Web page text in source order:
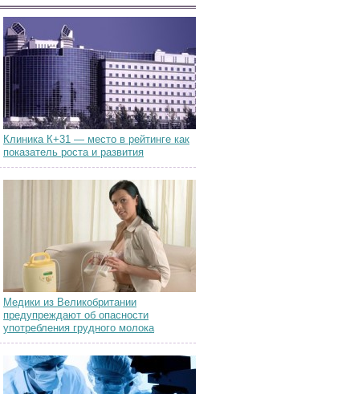
Клиника К+31 — место в рейтинге как
показатель роста и развития
Медики из Великобритании
предупреждают об опасности
употребления грудного молока